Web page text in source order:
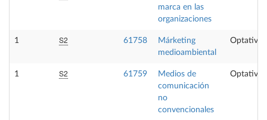
marca en las
organizaciones
1 S2 61758
Márketing
medioambiental
Optativa
1 S2 61759
Medios de
comunicación
no
convencionales
Optativa